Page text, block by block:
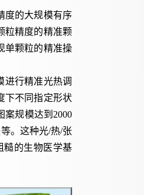
度的大规模有序
粒精度的精准颗
单颗粒的精准操
进行精准光热调
下不同指定形状
案规模达到 2000
。这种光/热/张
糙的生物医学基